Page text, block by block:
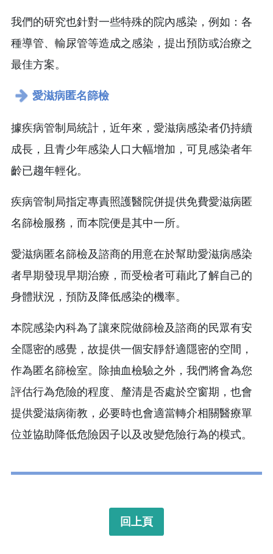
我們的研究也針對一些特殊的院內感染，例如：各
種導管、輸尿管等造成之感染，提出預防或治療之
最佳方案。
愛滋病匿名篩檢
據疾病管制局統計，近年來，愛滋病感染者仍持續
成長，且青少年感染人口大幅增加，可見感染者年
齡已趨年輕化。
疾病管制局指定專責照護醫院併提供免費愛滋病匿
名篩檢服務，而本院便是其中一所。
愛滋病匿名篩檢及諮商的用意在於幫助愛滋病感染
者早期發現早期治療，而受檢者可藉此了解自己的
身體狀況，預防及降低感染的機率。
本院感染內科為了讓來院做篩檢及諮商的民眾有安
全隱密的感覺，故提供一個安靜舒適隱密的空間，
作為匿名篩檢室。除抽血檢驗之外，我們將會為您
評估行為危險的程度、釐清是否處於空窗期，也會
提供愛滋病衛教，必要時也會適當轉介相關醫療單
位並協助降低危險因子以及改變危險行為的模式。
回上頁